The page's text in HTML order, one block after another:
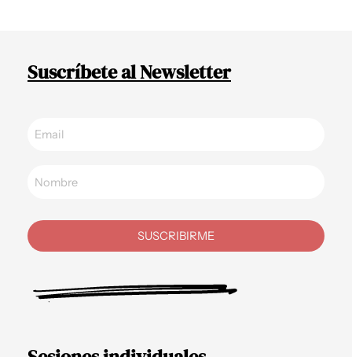
Suscríbete al Newsletter
SUSCRIBIRME